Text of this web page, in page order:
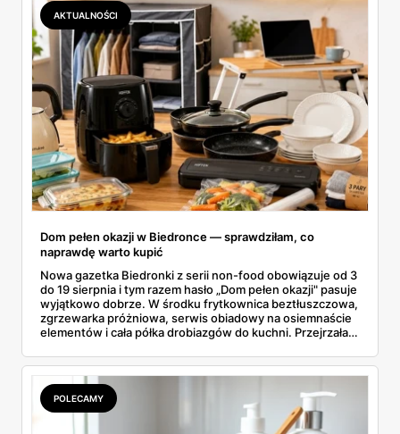
AKTUALNOŚCI
Dom pełen okazji w Biedronce — sprawdziłam, co
naprawdę warto kupić
Nowa gazetka Biedronki z serii non-food obowiązuje od 3
do 19 sierpnia i tym razem hasło „Dom pełen okazji" pasuje
wyjątkowo dobrze. W środku frytkownica beztłuszczowa,
zgrzewarka próżniowa, serwis obiadowy na osiemnaście
elementów i cała półka drobiazgów do kuchni. Przejrzałam
się przy półce z samego rana.
POLECAMY